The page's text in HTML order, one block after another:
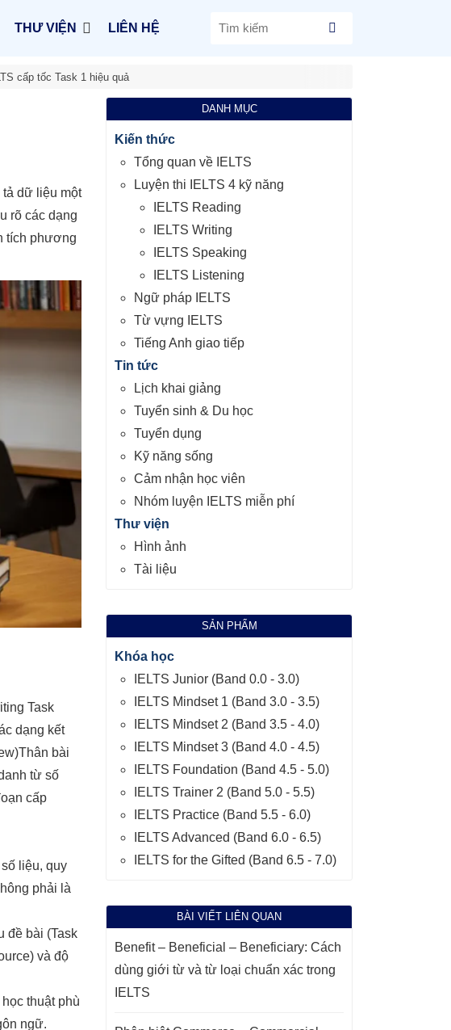
THƯ VIỆN LIÊN HỆ
cấp tốc Task 1 hiệu quả
tả dữ liệu một
rõ các dạng
tích phương
Task
dạng kết
Thân bài
từ số
cấp
liệu, quy
phải là
đề bài (Task
và độ
thuật phù
ngữ.
DANH MỤC
Kiến thức
Tổng quan về IELTS
Luyện thi IELTS 4 kỹ năng
IELTS Reading
IELTS Writing
IELTS Speaking
IELTS Listening
Ngữ pháp IELTS
Từ vựng IELTS
Tiếng Anh giao tiếp
Tin tức
Lịch khai giảng
Tuyển sinh & Du học
Tuyển dụng
Kỹ năng sống
Cảm nhận học viên
Nhóm luyện IELTS miễn phí
Thư viện
Hình ảnh
Tài liệu
SẢN PHẨM
Khóa học
IELTS Junior (Band 0.0 - 3.0)
IELTS Mindset 1 (Band 3.0 - 3.5)
IELTS Mindset 2 (Band 3.5 - 4.0)
IELTS Mindset 3 (Band 4.0 - 4.5)
IELTS Foundation (Band 4.5 - 5.0)
IELTS Trainer 2 (Band 5.0 - 5.5)
IELTS Practice (Band 5.5 - 6.0)
IELTS Advanced (Band 6.0 - 6.5)
IELTS for the Gifted (Band 6.5 - 7.0)
BÀI VIẾT LIÊN QUAN
Benefit – Beneficial – Beneficiary: Cách
dùng giới từ và từ loại chuẩn xác trong
IELTS